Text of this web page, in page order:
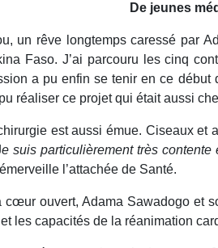
De jeunes
un rêve longtemps caressé par
Faso. J’ai parcouru les cinq
a pu enfin se tenir en ce
réaliser ce projet qui était aussi
est aussi émue. Ciseaux
e suis particulièrement très
l’attachée de Santé.
ouvert, Adama Sawadogo et
les capacités de la réanimation